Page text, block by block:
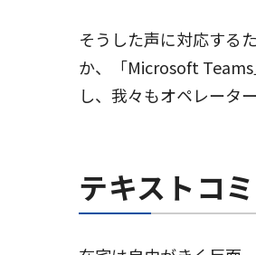
そうした声に対応する
か、「Microsoft
し、我々もオペレータ
テキストコ